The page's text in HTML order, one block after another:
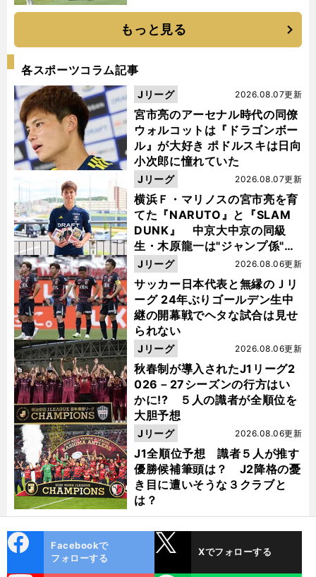
もっと見る
各スポーツコラム記事
宮市亮のアーセナル時代の同僚
ウォルコットは『ドラゴンボー
ル』が大好き ポドルスキは日向
小次郎に憧れていた
2026.08.07更新
Jリーグ
横浜Ｆ・マリノスの宮市亮を育
てた『NARUTO』と『SLAM
DUNK』 中京大中京の同級
生・木原龍一は"ジャンプ係"だ
った
2026.08.07更新
Jリーグ
サッカー日本代表と無縁のＪリ
ーグ 24年ぶりゴールデン生中
継の開幕戦でヘタな試合は見せ
られない
2026.08.06更新
Jリーグ
秋春制が導入されたJ1リーグ2
026－27シーズンの行方はい
かに!? ５人の識者が全順位を
大胆予想
2026.08.06更新
Jリーグ
J1全順位予想 識者５人が推す
優勝候補筆頭は？ J2降格の憂
き目に遭いそうな３クラブと
は？
2026.08.06更新
Jリーグ
ok
Facebookで
フォローする
Xでフォローする